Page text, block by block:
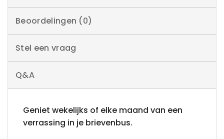
Beoordelingen (0)
Stel een vraag
Q&A
Geniet wekelijks of elke maand van een
verrassing in je brievenbus.